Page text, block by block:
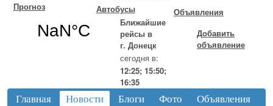
Прогноз
Автобусы
Ближайшие
рейсы в
г. Донецк
сегодня в:
12:25; 15:50;
16:35
Объявления
Добавить
объявление
Главная Новости Блоги Фото
Объявления